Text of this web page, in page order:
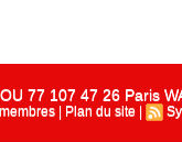
77 107 47 26 Paris
Plan du site